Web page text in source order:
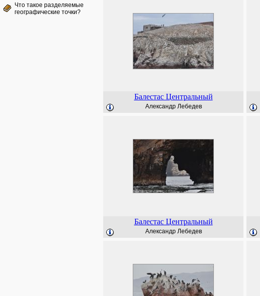
Что такое разделяемые
географические точки?
Балестас Центральный
Александр Лебедев
Балестас Центральный
Александр Лебедев